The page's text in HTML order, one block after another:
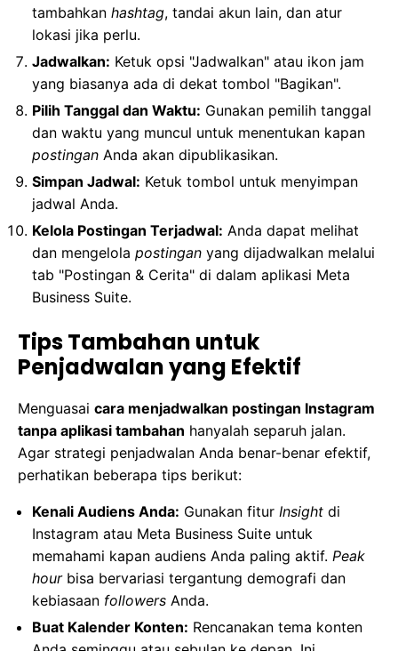
tambahkan hashtag, tandai akun lain, dan atur
lokasi jika perlu.
Jadwalkan: Ketuk opsi "Jadwalkan" atau ikon jam
yang biasanya ada di dekat tombol "Bagikan".
Pilih Tanggal dan Waktu: Gunakan pemilih tanggal
dan waktu yang muncul untuk menentukan kapan
postingan Anda akan dipublikasikan.
Simpan Jadwal: Ketuk tombol untuk menyimpan
jadwal Anda.
Kelola Postingan Terjadwal: Anda dapat melihat
dan mengelola postingan yang dijadwalkan melalui
tab "Postingan & Cerita" di dalam aplikasi Meta
Business Suite.
Tips Tambahan untuk
Penjadwalan yang Efektif
Menguasai cara menjadwalkan postingan Instagram
tanpa aplikasi tambahan hanyalah separuh jalan.
Agar strategi penjadwalan Anda benar-benar efektif,
perhatikan beberapa tips berikut:
Kenali Audiens Anda: Gunakan fitur Insight di
Instagram atau Meta Business Suite untuk
memahami kapan audiens Anda paling aktif. Peak
hourbisa bervariasi tergantung demografi dan
kebiasaan followers Anda.
Buat Kalender Konten: Rencanakan tema konten